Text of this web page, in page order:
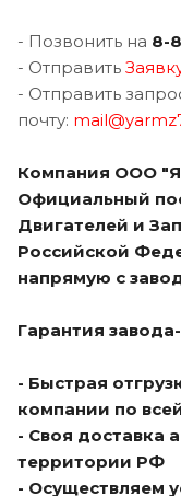
- Позвонить на 8-
- Отправить
- Отправить
почту:
Компания ООО
Официальный
Двигателей и
Российской
напрямую с
Гарантия
- Быстрая
компании по
- Своя доставка
территории РФ
- Осуществляем